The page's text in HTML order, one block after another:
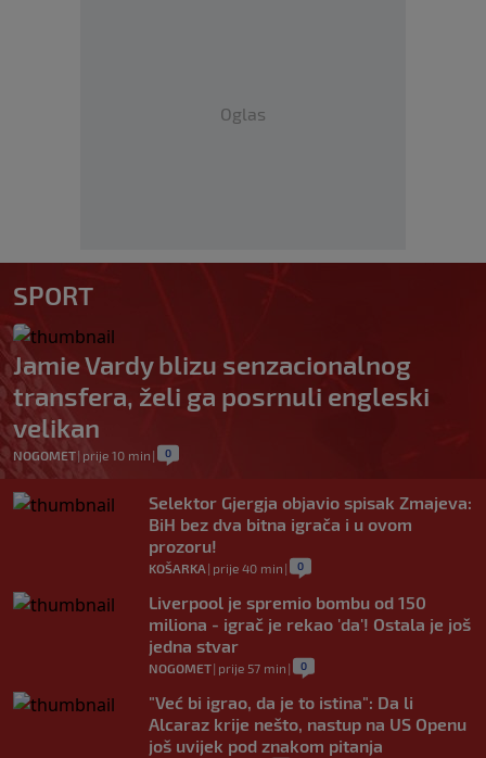
Oglas
SPORT
Jamie Vardy blizu senzacionalnog
transfera, želi ga posrnuli engleski
velikan
NOGOMET| prije 10 min | 0
Selektor Gjergja objavio spisak Zmajeva:
BiH bez dva bitna igrača i u ovom
prozoru!
KOŠARKA | prije 40 min | 0
Liverpool je spremio bombu od 150
miliona - igrač je rekao 'da'! Ostala je još
jedna stvar
NOGOMET| prije 57 min | 0
"Već bi igrao, da je to istina": Da li
Alcaraz krije nešto, nastup na US Openu
još uvijek pod znakom pitanja